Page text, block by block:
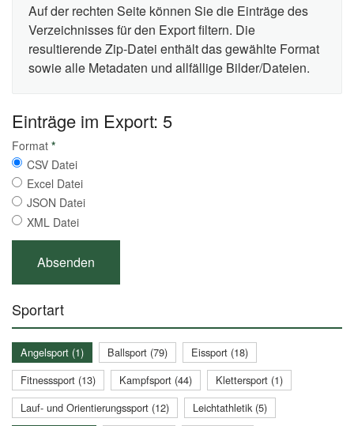
Auf der rechten Seite können Sie die Einträge des
Verzeichnisses für den Export filtern. Die
resultierende Zip-Datei enthält das gewählte Format
sowie alle Metadaten und allfällige Bilder/Dateien.
Einträge im Export: 5
Format *
CSV Datei
Excel Datei
JSON Datei
XML Datei
Sportart
Angelsport (1) Ballsport (79)
Eissport (18)
Fitnesssport (13)
Kampfsport (44)
Klettersport (1)
Lauf- und Orientierungssport (12)
Leichtathletik (5)